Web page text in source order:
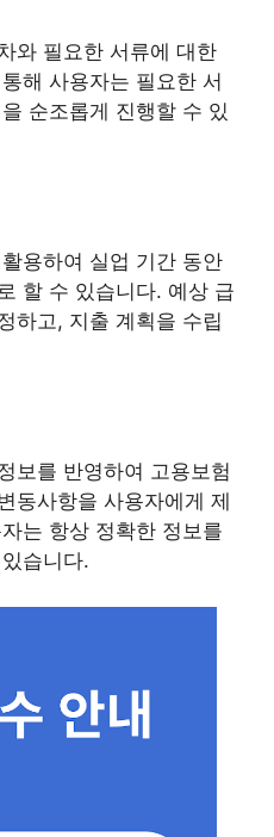
와 필요한 서류에 대한
해 사용자는 필요한 서
순조롭게 진행할 수 있
용하여 실업 기간 동안
할 수 있습니다. 예상 급
하고, 지출 계획을 수립
보를 반영하여 고용보험
동사항을 사용자에게 제
는 항상 정확한 정보를
습니다.